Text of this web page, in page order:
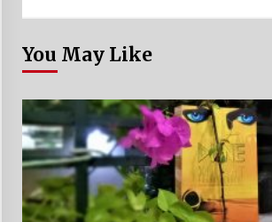
You May Like